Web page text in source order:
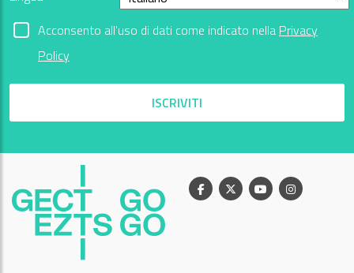
Acconsento all'uso di dati come indicato nella Privacy
Policy
ISCRIVITI
Facebook
X YoutubeInstagram